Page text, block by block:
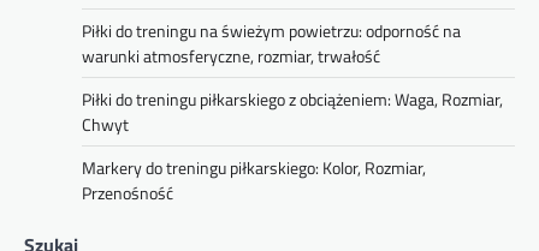
Piłki do treningu na świeżym powietrzu: odporność na
warunki atmosferyczne, rozmiar, trwałość
Piłki do treningu piłkarskiego z obciążeniem: Waga, Rozmiar,
Chwyt
Markery do treningu piłkarskiego: Kolor, Rozmiar,
Przenośność